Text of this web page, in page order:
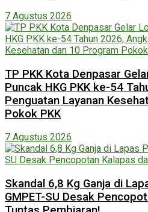
7 Agustus 2026
TP PKK Kota Denpasar
Puncak HKG PKK ke-54
Penguatan Layanan
Pokok PKK
7 Agustus 2026
Skandal 6,8 Kg Ganja di
GMPET-SU Desak